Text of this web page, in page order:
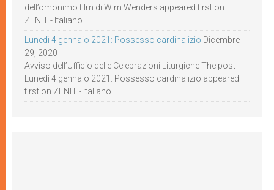
dell’omonimo film di Wim Wenders appeared first on
ZENIT - Italiano.
Lunedì 4 gennaio 2021: Possesso cardinalizio Dicembre
29, 2020
Avviso dell’Ufficio delle Celebrazioni Liturgiche The post
Lunedì 4 gennaio 2021: Possesso cardinalizio appeared
first on ZENIT - Italiano.